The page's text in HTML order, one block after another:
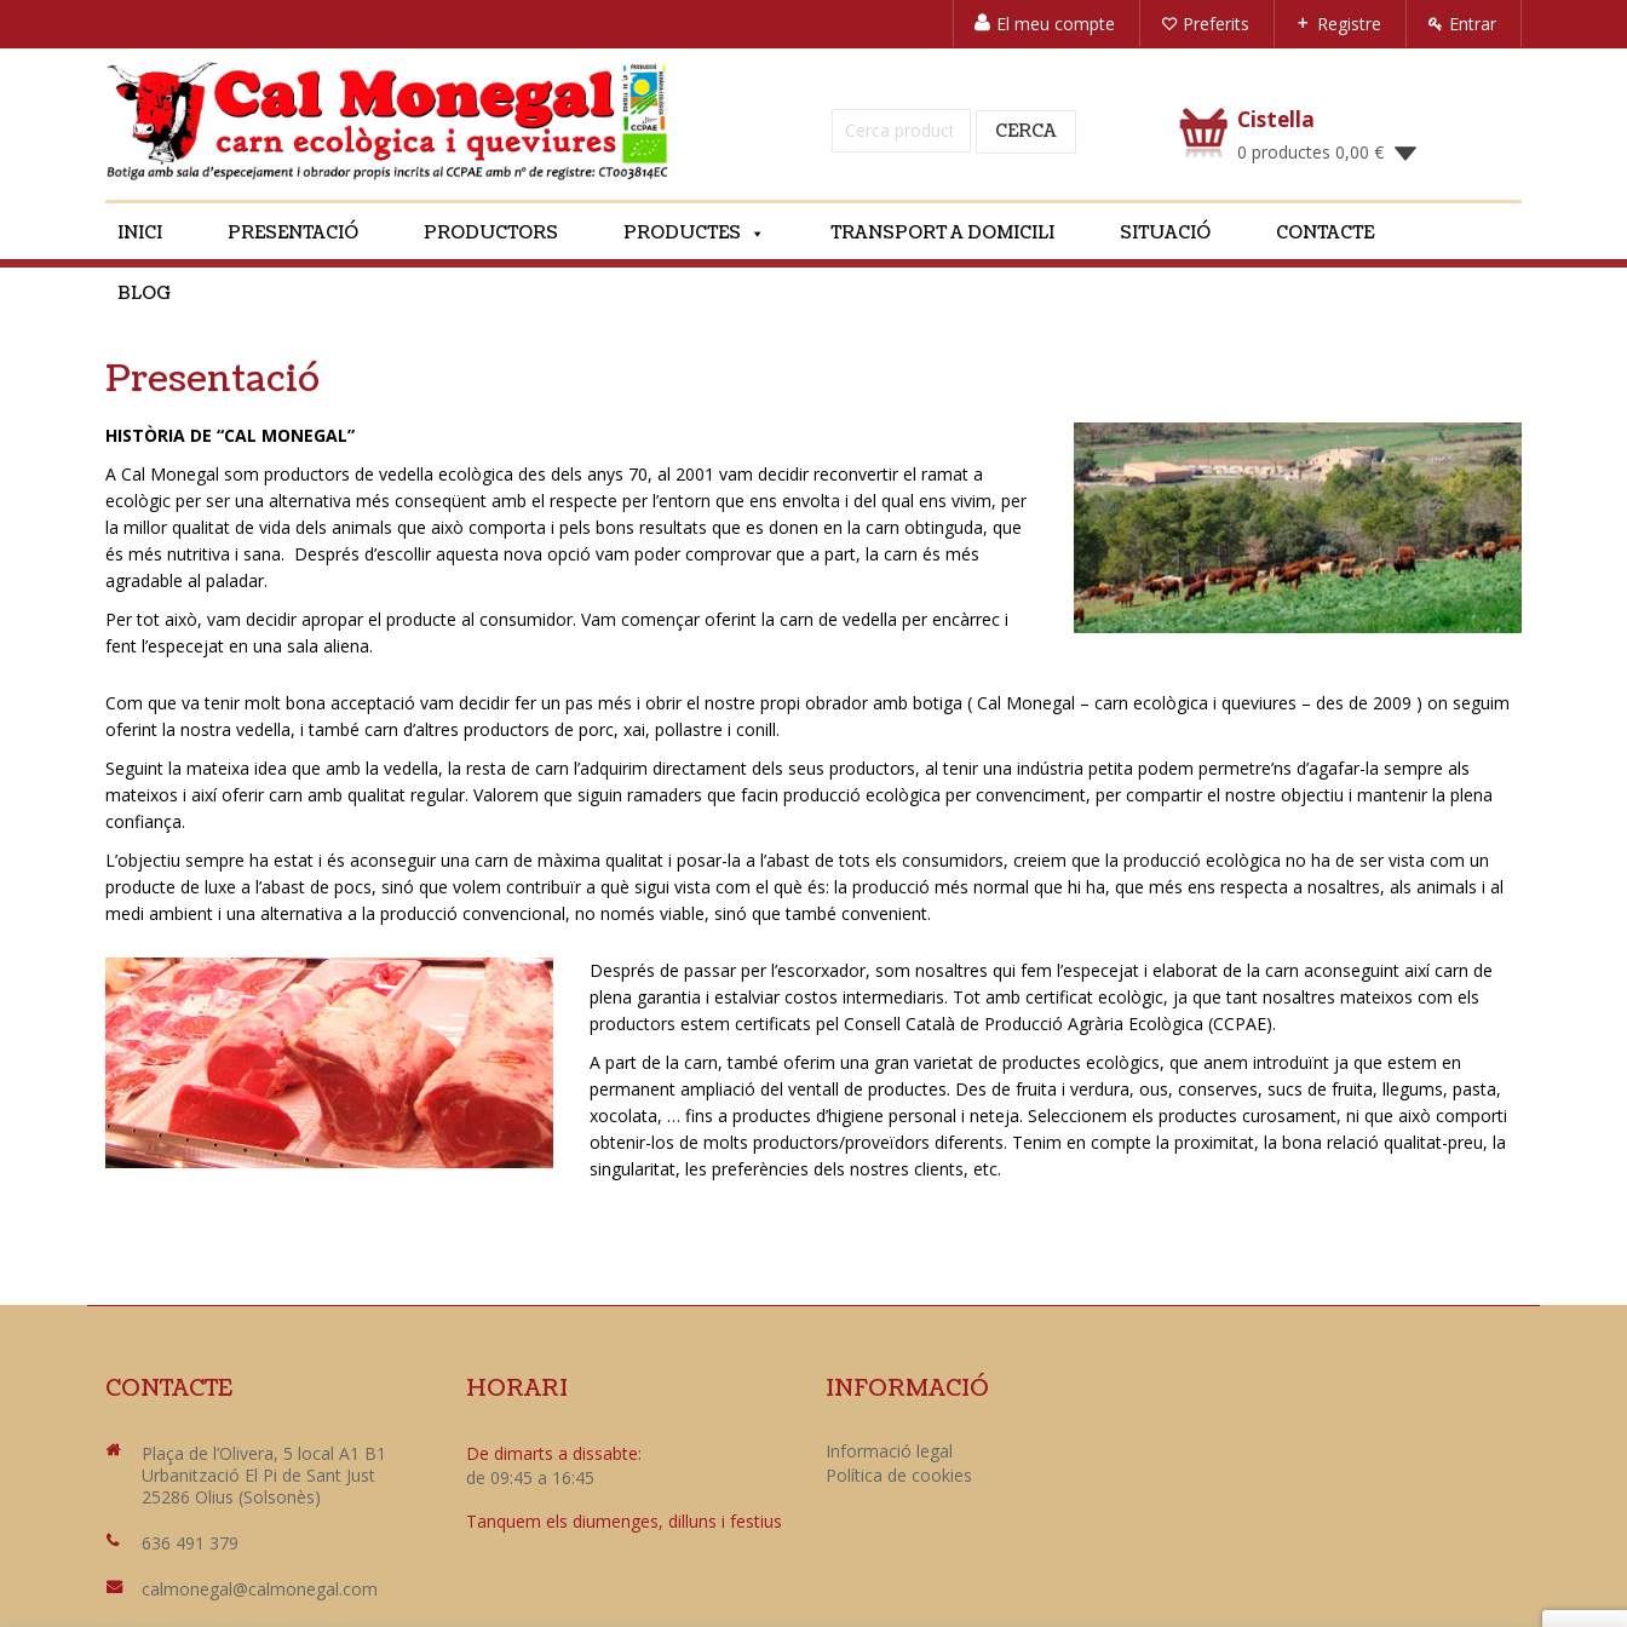
El meu compte Preferits Registre Entrar
Cerca: CERCA Cistella
0 productes 0,00 €
INICI PRESENTACIÓ PRODUCTORS PRODUCTES TRANSPORT A DOMICILI SITUACIÓ CONTACTE
BLOG
Presentació
HISTÒRIA DE “CAL MONEGAL”
A Cal Monegal som productors de vedella ecològica des dels anys 70, al 2001 vam decidir reconvertir el ramat a
ecològic per ser una alternativa més conseqüent amb el respecte per l’entorn que ens envolta i del qual ens vivim, per
la millor qualitat de vida dels animals que això comporta i pels bons resultats que es donen en la carn obtinguda, que
és més nutritiva i sana. Després d’escollir aquesta nova opció vam poder comprovar que a part, la carn és més
agradable al paladar.
Per tot això, vam decidir apropar el producte al consumidor. Vam començar oferint la carn de vedella per encàrrec i
fent l’especejat en una sala aliena.
Com que va tenir molt bona acceptació vam decidir fer un pas més i obrir el nostre propi obrador amb botiga ( Cal Monegal – carn ecològica i queviures – des de 2009 ) on seguim
oferint la nostra vedella, i també carn d’altres productors de porc, xai, pollastre i conill.
Seguint la mateixa idea que amb la vedella, la resta de carn l’adquirim directament dels seus productors, al tenir una indústria petita podem permetre’ns d’agafar-la sempre als
mateixos i així oferir carn amb qualitat regular. Valorem que siguin ramaders que facin producció ecològica per convenciment, per compartir el nostre objectiu i mantenir la plena
confiança.
L’objectiu sempre ha estat i és aconseguir una carn de màxima qualitat i posar-la a l’abast de tots els consumidors, creiem que la producció ecològica no ha de ser vista com un
producte de luxe a l’abast de pocs, sinó que volem contribuïr a què sigui vista com el què és: la producció més normal que hi ha, que més ens respecta a nosaltres, als animals i al
medi ambient i una alternativa a la producció convencional, no només viable, sinó que també convenient.
Després de passar per l’escorxador, som nosaltres qui fem l’especejat i elaborat de la carn aconseguint així carn de
plena garantia i estalviar costos intermediaris. Tot amb certificat ecològic, ja que tant nosaltres mateixos com els
productors estem certificats pel Consell Català de Producció Agrària Ecològica (CCPAE).
A part de la carn, també oferim una gran varietat de productes ecològics, que anem introduïnt ja que estem en
permanent ampliació del ventall de productes. Des de fruita i verdura, ous, conserves, sucs de fruita, llegums, pasta,
xocolata, … fins a productes d’higiene personal i neteja. Seleccionem els productes curosament, ni que això comporti
obtenir-los de molts productors/proveïdors diferents. Tenim en compte la proximitat, la bona relació qualitat-preu, la
singularitat, les preferències dels nostres clients, etc.
CONTACTE
Plaça de l’Olivera, 5 local A1 B1
Urbanització El Pi de Sant Just
25286 Olius (Solsonès)
636 491 379
calmonegal@calmonegal.com
HORARI
De dimarts a dissabte:
de 09:45 a 16:45
Tanquem els diumenges, dilluns i festius
INFORMACIÓ
Informació legal
Política de cookies